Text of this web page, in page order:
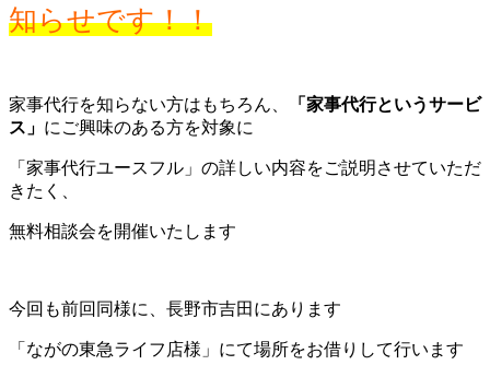
知らせです！！
家事代行を知らない方はもちろん、
「家事代行というサービ
ス」 にご興味のある方を対象に
「家事代行ユースフル」の詳しい内容をご説明させていただ
きたく、
無料相談会を開催いたします
今回も前回同様に、長野市吉田にあります
「ながの東急ライフ店様」にて場所をお借りして行います